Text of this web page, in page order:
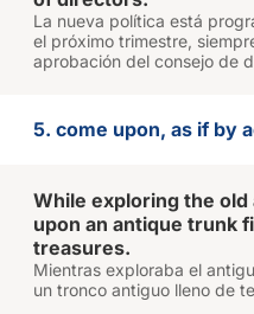
La nueva política está
el próximo trimestre,
aprobación del consejo de
5. come upon, as if by
While exploring the old
upon an antique trunk
treasures.
Mientras exploraba el
un tronco antiguo lleno de